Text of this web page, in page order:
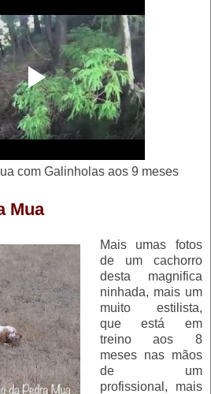
com Galinholas aos 9 meses
Mua
Mais umas fotos
de um cachorro
desta magnifica
ninhada, mais um
muito estilista,
que está em
treino aos 8
meses nas mãos
de um
profissional, mais